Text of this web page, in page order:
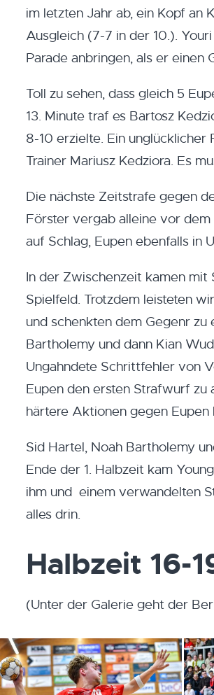
im letzten Jahr ab, ein Kopf an
Ausgleich (7-7 in der 10.).
Parade anbringen, als er
Toll zu sehen, dass gleich 5
13. Minute traf es Bartosz
8-10 erzielte. Ein unglücklicher
Trainer Mariusz Kedziora. Es
Die nächste Zeitstrafe gegen
Förster vergab alleine vor
auf Schlag, Eupen ebenfalls in
In der Zwischenzeit kamen
Spielfeld. Trotzdem leisteten
und schenkten dem Gegenr zu
Bartholemy und dann Kian
Ungahndete Schrittfehler von
Eupen den ersten Strafwurf zu
härtere Aktionen gegen Eupen
Sid Hartel, Noah Bartholemy
Ende der 1. Halbzeit kam
ihm und einem verwandelten
alles drin.
Halbzeit 16-
(Unter der Galerie geht der